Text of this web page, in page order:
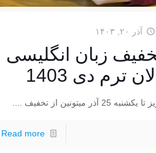
آذر ۲۰, ۱۴۰۳
زبان انگلیسی
ترم دی 1403
میتونین از تخفیف ....
Read more